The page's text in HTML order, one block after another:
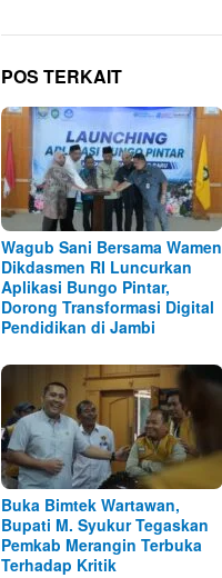
POS TERKAIT
Wagub Sani Bersama Wamen
Dikdasmen RI Luncurkan
Aplikasi Bungo Pintar,
Dorong Transformasi Digital
Pendidikan di Jambi
Buka Bimtek Wartawan,
Bupati M. Syukur Tegaskan
Pemkab Merangin Terbuka
Terhadap Kritik